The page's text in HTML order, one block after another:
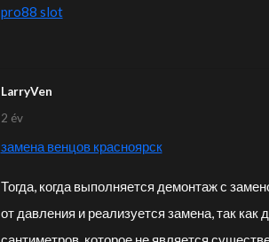
pro88 slot
LarryVen
2 év
замена венцов красноярск
Тогда, когда выполняется демонтаж с
от давления и реализуется замена, так